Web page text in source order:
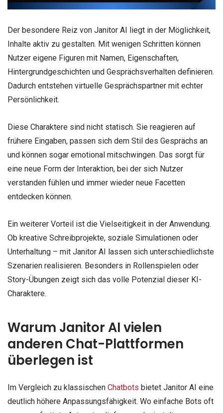
Der besondere Reiz von Janitor AI liegt in der Möglichkeit,
Inhalte aktiv zu gestalten. Mit wenigen Schritten können
Nutzer eigene Figuren mit Namen, Eigenschaften,
Hintergrundgeschichten und Gesprächsverhalten definieren.
Dadurch entstehen virtuelle Gesprächspartner mit echter
Persönlichkeit.
Diese Charaktere sind nicht statisch. Sie reagieren auf
frühere Eingaben, passen sich dem Stil des Gesprächs an
und können sogar emotional mitschwingen. Das sorgt für
eine neue Form der Interaktion, bei der sich Nutzer
verstanden fühlen und immer wieder neue Facetten
entdecken können.
Ein weiterer Vorteil ist die Vielseitigkeit in der Anwendung.
Ob kreative Schreibprojekte, soziale Simulationen oder
Unterhaltung – mit Janitor AI lassen sich unterschiedlichste
Szenarien realisieren. Besonders in Rollenspielen oder
Story-Übungen zeigt sich das volle Potenzial dieser KI-
Charaktere.
Warum Janitor AI vielen
anderen Chat-Plattformen
überlegen ist
Im Vergleich zu klassischen Chatbots bietet Janitor AI eine
deutlich höhere Anpassungsfähigkeit. Wo einfache Bots oft